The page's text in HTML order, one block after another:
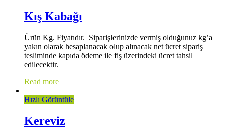
Kış Kabağı
Ürün Kg. Fiyatıdır. Siparişlerinizde vermiş olduğunuz kg’a
yakın olarak hesaplanacak olup alınacak net ücret sipariş
tesliminde kapıda ödeme ile fiş üzerindeki ücret tahsil
edilecektir.
Read more
Hızlı Görüntüle
Kereviz